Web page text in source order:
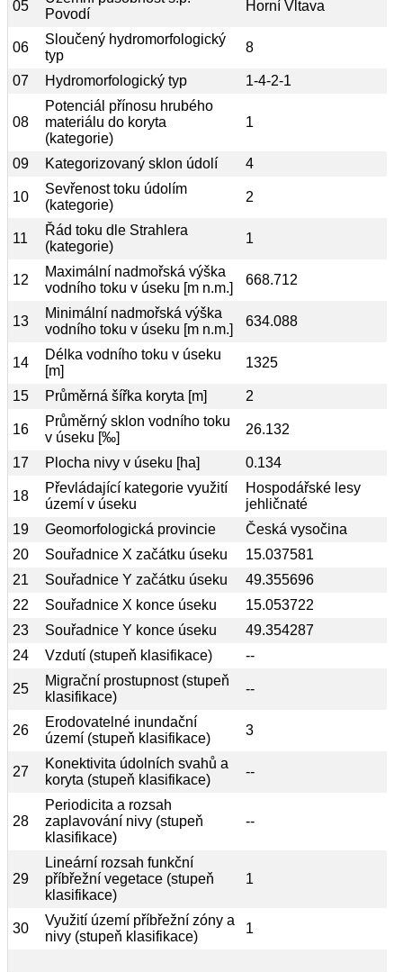
05
Povodí
Horní Vltava
06
Sloučený hydromorfologický
typ
8
07 Hydromorfologický typ 1-4-2-1
08
Potenciál přínosu hrubého
materiálu do koryta
(kategorie)
1
09 Kategorizovaný sklon údolí 4
10
Sevřenost toku údolím
(kategorie)
2
11
Řád toku dle Strahlera
(kategorie)
1
12
Maximální nadmořská výška
vodního toku v úseku [m n.m.]
668.712
13
Minimální nadmořská výška
vodního toku v úseku [m n.m.]
634.088
14
Délka vodního toku v úseku
[m]
1325
15 Průměrná šířka koryta [m] 2
16
Průměrný sklon vodního toku
v úseku [‰]
26.132
17 Plocha nivy v úseku [ha] 0.134
18
Převládající kategorie využití
území v úseku
Hospodářské lesy
jehličnaté
19
Geomorfologická provincie
Česká vysočina
20
Souřadnice X začátku úseku
15.037581
21
Souřadnice Y začátku úseku
49.355696
22
Souřadnice X konce úseku
15.053722
23
Souřadnice Y konce úseku
49.354287
24
Vzdutí (stupeň klasifikace) --
25
Migrační prostupnost (stupeň
klasifikace)
--
26
Erodovatelné inundační
území (stupeň klasifikace)
3
27
Konektivita údolních svahů a
koryta (stupeň klasifikace)
--
28
Periodicita a rozsah
zaplavování nivy (stupeň
klasifikace)
--
29
Lineární rozsah funkční
příbřežní vegetace (stupeň
klasifikace)
1
30
Využití území příbřežní zóny a
nivy (stupeň klasifikace)
1